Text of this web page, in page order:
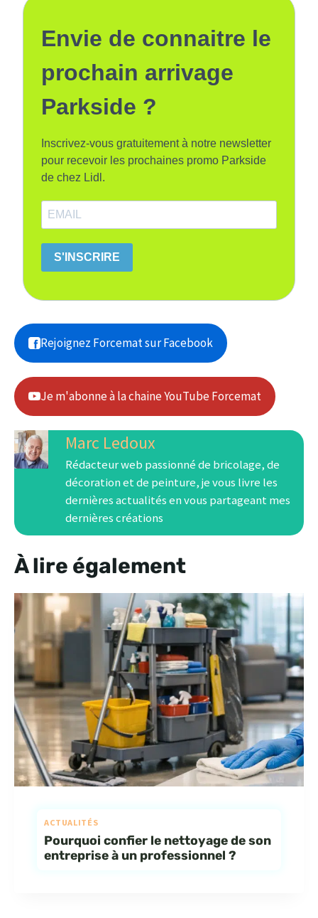
Envie de connaitre le
prochain arrivage
Parkside ?
Inscrivez-vous gratuitement à notre newsletter
pour recevoir les prochaines promo Parkside
de chez Lidl.
S'INSCRIRE
Rejoignez Forcemat sur Facebook
Je m'abonne à la chaine YouTube Forcemat
Marc Ledoux
Rédacteur web passionné de bricolage, de
décoration et de peinture, je vous livre les
dernières actualités en vous partageant mes
dernières créations
À lire également
ACTUALITÉS
Pourquoi confier le nettoyage de son
entreprise à un professionnel ?